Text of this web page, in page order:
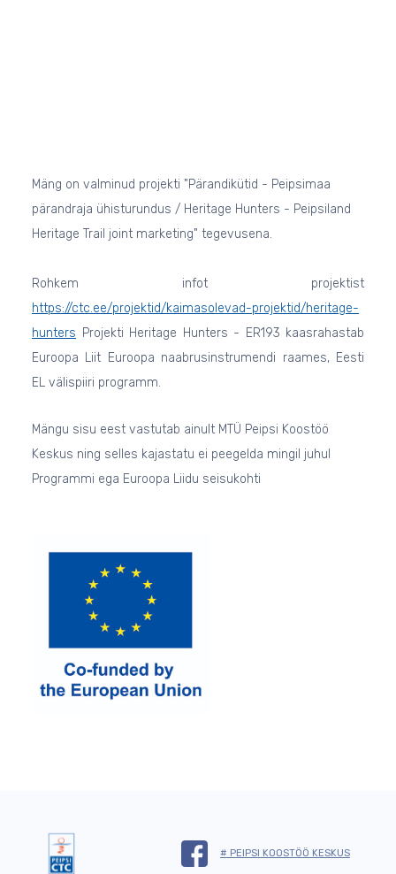
Mäng on valminud projekti "Pärandikütid - Peipsimaa
pärandraja ühisturundus / Heritage Hunters - Peipsiland
Heritage Trail joint marketing" tegevusena.
Rohkem infot projektist
https://ctc.ee/projektid/kaimasolevad-projektid/heritage-
hunters Projekti Heritage Hunters - ER193 kaasrahastab
Euroopa Liit Euroopa naabrusinstrumendi raames, Eesti
EL välispiiri programm.
Mängu sisu eest vastutab ainult MTÜ Peipsi Koostöö
Keskus ning selles kajastatu ei peegelda mingil juhul
Programmi ega Euroopa Liidu seisukohti
# PEIPSI KOOSTÖÖ KESKUS